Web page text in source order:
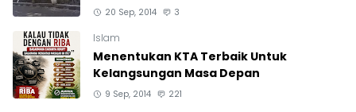
20 Sep, 2014 3
Islam
Menentukan KTA Terbaik Untuk
Kelangsungan Masa Depan
9 Sep, 2014 221